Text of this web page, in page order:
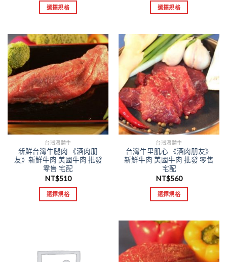
選擇規格 選擇規格
台灣溫體牛
新鮮台灣牛腿肉 《酒肉朋
友》新鮮牛肉 美國牛肉 批發
零售 宅配
NT$510
選擇規格
台灣溫體牛
台灣牛里肌心 《酒肉朋友》
新鮮牛肉 美國牛肉 批發 零售
宅配
NT$560
選擇規格